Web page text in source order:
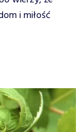
i miłość